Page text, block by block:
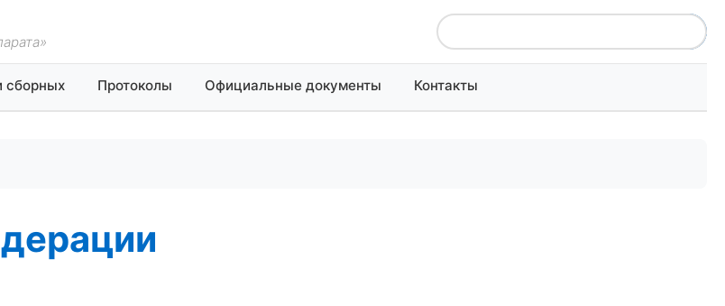
сборных Протоколы Официальные документы Контакты